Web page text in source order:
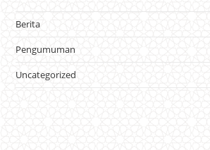
Berita
Pengumuman
Uncategorized